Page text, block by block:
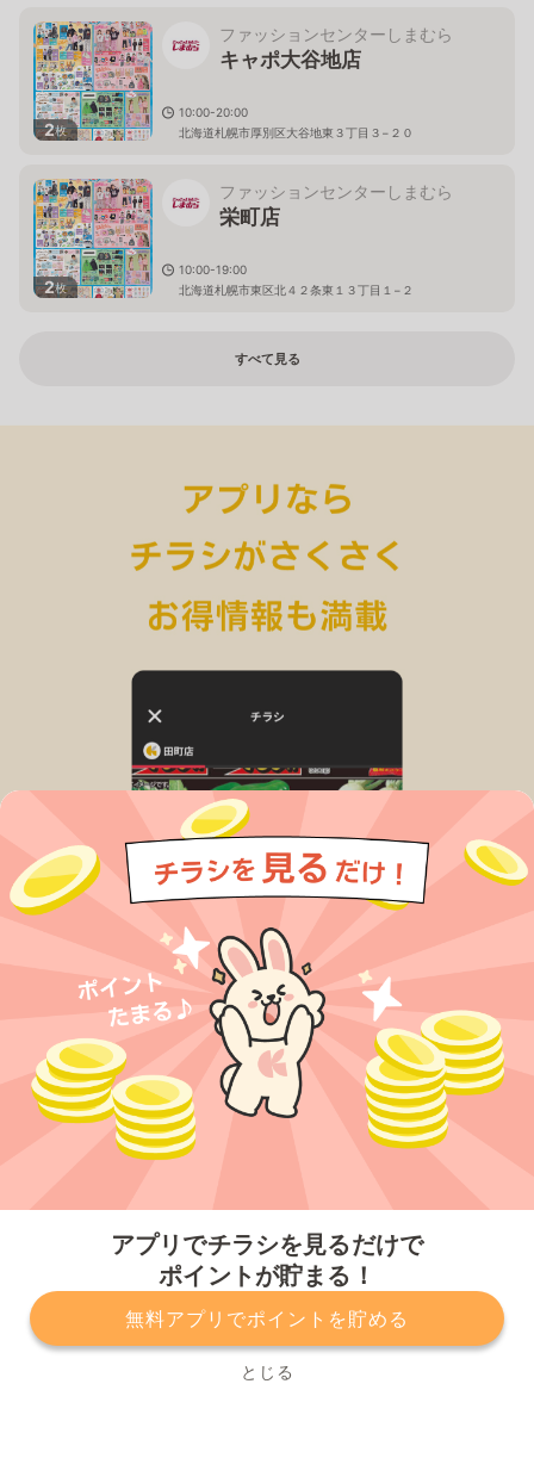
アプリでチラシを見るだけで
ポイントが貯まる！
無料アプリでポイントを貯める
とじる
2枚
ファッションセンターしまむら
キャポ大谷地店
10:00-20:00
北海道札幌市厚別区大谷地東３丁目３−２０
2枚
ファッションセンターしまむら
栄町店
10:00-19:00
北海道札幌市東区北４２条東１３丁目１−２
すべて見る
プライバシーポリシー 利用規約
運営会社
サービスに関してのお問い合わせ